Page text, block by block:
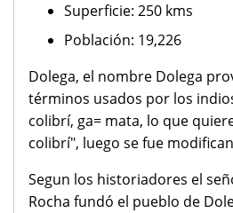
Superficie: 250 kms
Población: 19,226
Dolega, el nombre Dolega
términos usados por los
colibrí, ga= mata, lo que
colibrí", luego se fue
Segun los historiadores el
Rocha fundó el pueblo de